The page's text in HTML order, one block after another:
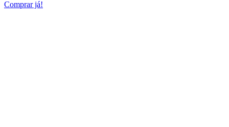
Comprar já!